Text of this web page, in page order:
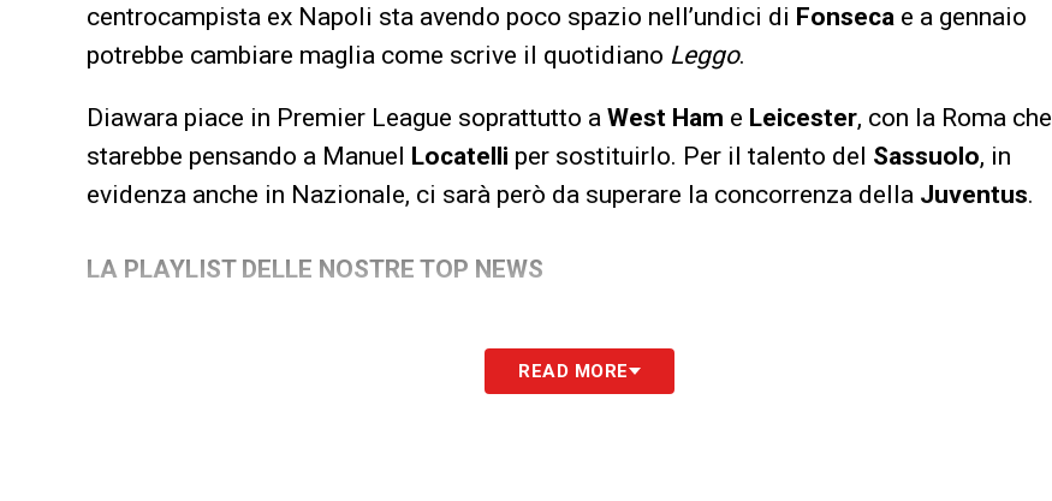
centrocampista ex Napoli sta avendo poco spazio nell’undici di Fonseca e a gennaio
potrebbe cambiare maglia come scrive il quotidiano Leggo.
Diawara piace in Premier League soprattutto a West Ham e Leicester, con la Roma che
starebbe pensando a Manuel Locatelli per sostituirlo. Per il talento del Sassuolo, in
evidenza anche in Nazionale, ci sarà però da superare la concorrenza della Juventus.
LA PLAYLIST DELLE NOSTRE TOP NEWS
READ MORE